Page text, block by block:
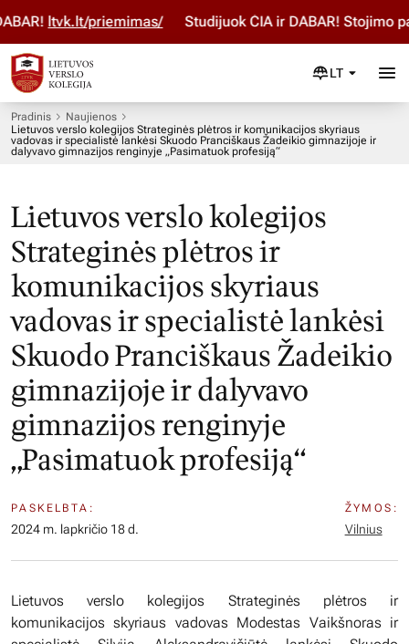
ltvk.lt/priemimas/ Studijuok ČIA ir DABAR! Stojimo
LT
Pradinis
Naujienos
Lietuvos verslo kolegijos Strateginės plėtros ir komunikacijos skyriaus
vadovas ir specialistė lankėsi Skuodo Pranciškaus Žadeikio gimnazijoje ir
dalyvavo gimnazijos renginyje „Pasimatuok profesiją“
Lietuvos verslo kolegijos
Strateginės plėtros ir
komunikacijos skyriaus
vadovas ir specialistė lankėsi
Skuodo Pranciškaus Žadeikio
gimnazijoje ir dalyvavo
gimnazijos renginyje
„Pasimatuok profesiją“
PASKELBTA:
2024 m. lapkričio 18 d.
ŽYMOS:
Vilnius
Lietuvos verslo kolegijos Strateginės plėtros ir
komunikacijos skyriaus vadovas Modestas Vaikšnoras ir